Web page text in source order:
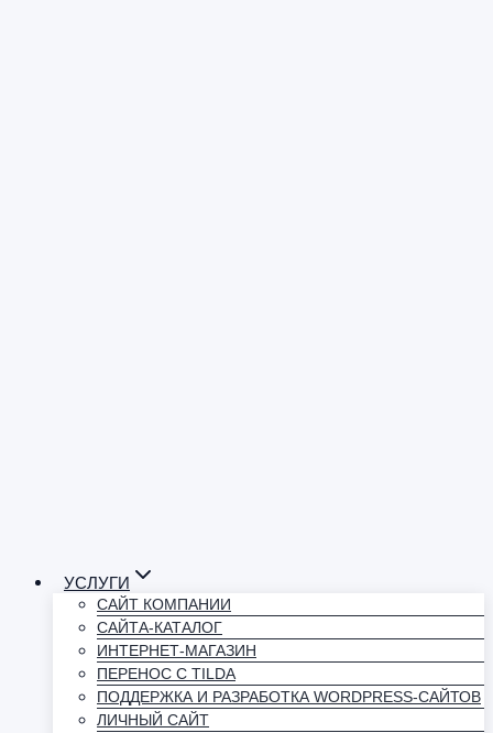
УСЛУГИ
САЙТ КОМПАНИИ
САЙТА-КАТАЛОГ
ИНТЕРНЕТ-МАГАЗИН
ПЕРЕНОС С TILDA
ПОДДЕРЖКА И РАЗРАБОТКА WORDPRESS-САЙТОВ
ЛИЧНЫЙ САЙТ